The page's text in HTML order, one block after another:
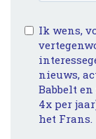
Ik wens,
nieuws,
Babbelt
4x per
het Frans.